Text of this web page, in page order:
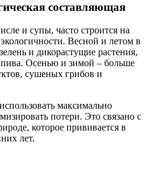
составляющая
и супы, часто строится на
Весной и летом в
и дикорастущие растения,
Осенью и зимой – больше
сушеных грибов и
максимально
потери. Это связано с
которое прививается в
лет.